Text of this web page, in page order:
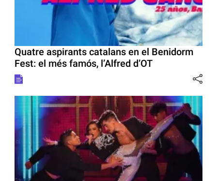
Quatre aspirants catalans en el Benidorm
Fest: el més famós, l’Alfred d’OT